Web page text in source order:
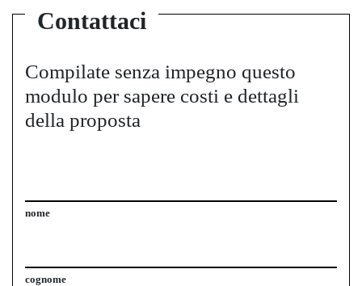
Contattaci
Compilate senza impegno questo
modulo per sapere costi e dettagli
della proposta
nome
cognome